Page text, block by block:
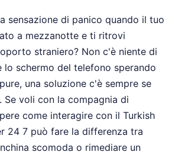
sensazione di panico quando il tuo
a mezzanotte e ti ritrovi
straniero? Non c'è niente di
lo schermo del telefono sperando
una soluzione c'è sempre se
Se voli con la compagnia di
come interagire con il Turkish
24 7 può fare la differenza tra
scomoda o rimediare un